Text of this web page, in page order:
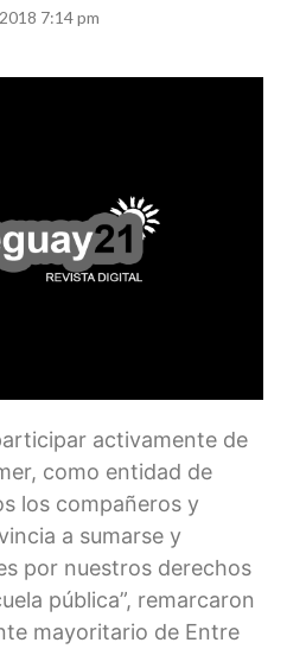
7:14 pm
activamente de
como entidad de
los compañeros y
a sumarse y
por nuestros derechos
pública”, remarcaron
mayoritario de Entre